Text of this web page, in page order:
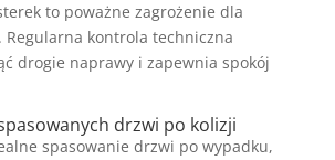
to poważne zagrożenie dla
Regularna kontrola techniczna
drogie naprawy i zapewnia spokój
drzwi po kolizji
spasowanie drzwi po wypadku,